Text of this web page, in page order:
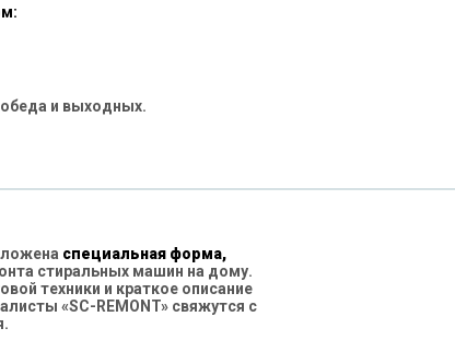
и выходных.
специальная форма,
стиральных машин на дому.
техники и краткое описание
«SC-REMONT» свяжутся с